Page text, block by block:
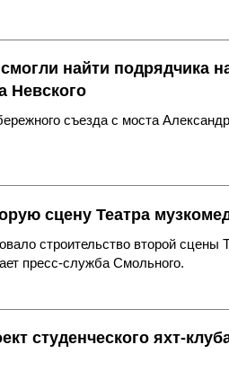
найти подрядчика
Невского
съезда с моста
сцену Театра
строительство второй
пресс-служба Смольного.
студенческого яхт-